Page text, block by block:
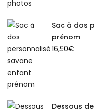
Sac à dos
prénom
16,90€
Dessous